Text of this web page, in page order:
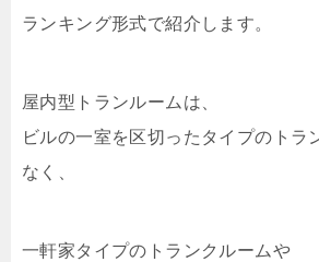
ランキング形式で紹介します。
屋内型トランルームは、
ビルの一室を区切ったタイプのトラ
なく、
一軒家タイプのトランクルームや